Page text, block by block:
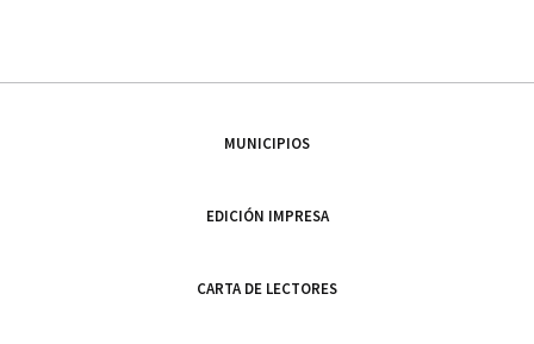
MUNICIPIOS
EDICIÓN IMPRESA
CARTA DE LECTORES